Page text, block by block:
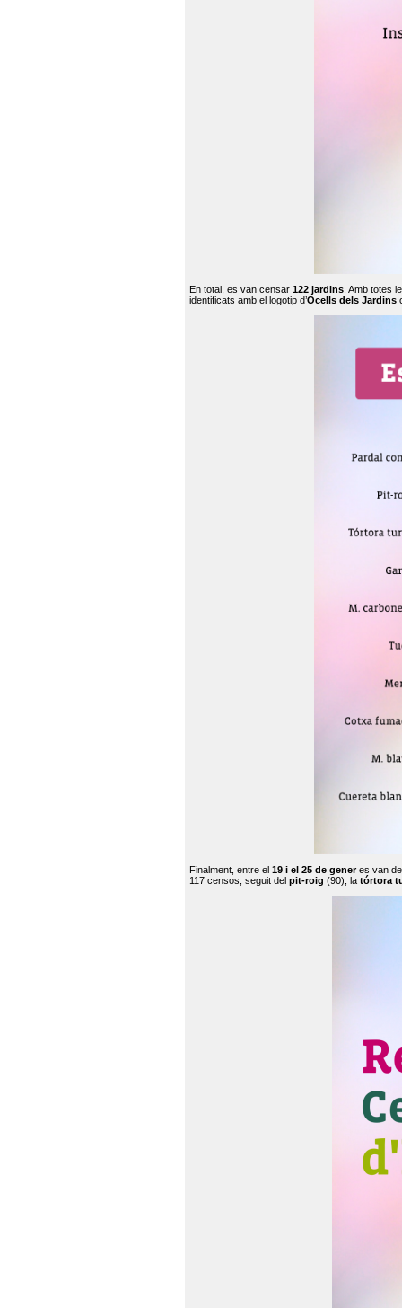
En total, es van censar 122 jardins . Amb totes
identificats amb el logotip d’Ocells dels Jardins
Finalment, entre el 19 i el 25 de generes van
117 censos, seguit del pit-roig (90), la tórtora